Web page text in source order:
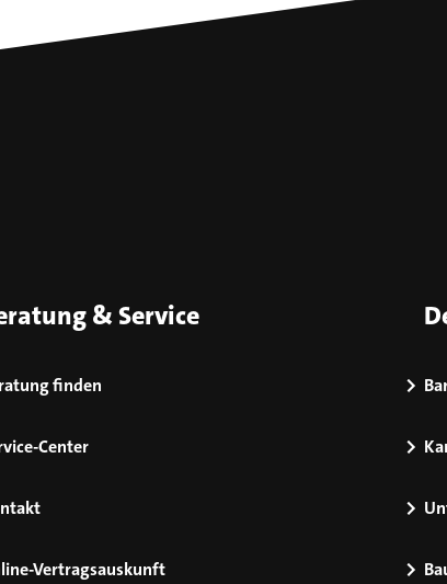
& Service
finden
Center
Vertragsauskunft